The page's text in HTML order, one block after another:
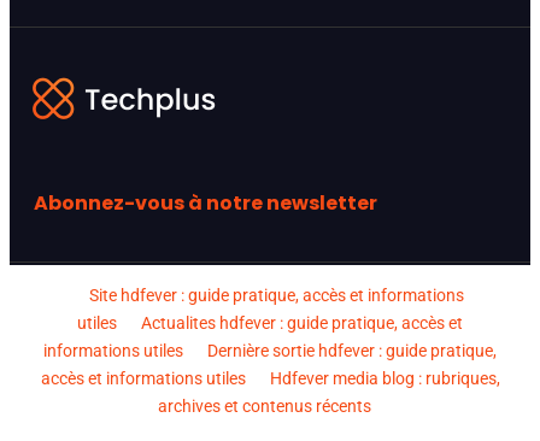
Abonnez-vous à notre newsletter
Site hdfever : guide pratique, accès et informations
utiles
Actualites hdfever : guide pratique, accès et
informations utiles
Dernière sortie hdfever : guide pratique,
accès et informations utiles
Hdfever media blog : rubriques,
archives et contenus récents